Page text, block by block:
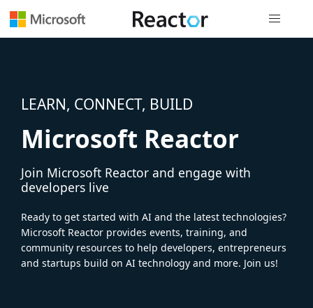
LEARN, CONNECT, BUILD
Microsoft Reactor
Join Microsoft Reactor and engage with
developers live
Ready to get started with AI and the latest technologies?
Microsoft Reactor provides events, training, and
community resources to help developers, entrepreneurs
and startups build on AI technology and more. Join us!